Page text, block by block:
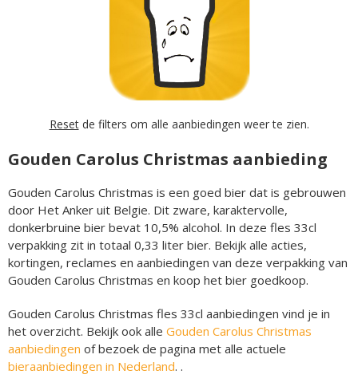
Resetde filters om alle aanbiedingen weer te zien.
Gouden Carolus Christmas aanbieding
Gouden Carolus Christmas is een goed bier dat is gebrouwen
door Het Anker uit Belgie. Dit zware, karaktervolle,
donkerbruine bier bevat 10,5% alcohol. In deze fles 33cl
verpakking zit in totaal 0,33 liter bier. Bekijk alle acties,
kortingen, reclames en aanbiedingen van deze verpakking van
Gouden Carolus Christmas en koop het bier goedkoop.
Gouden Carolus Christmas fles 33cl aanbiedingen vind je in
het overzicht. Bekijk ook alle Gouden Carolus Christmas
aanbiedingen of bezoek de pagina met alle actuele
bieraanbiedingen in Nederland. .